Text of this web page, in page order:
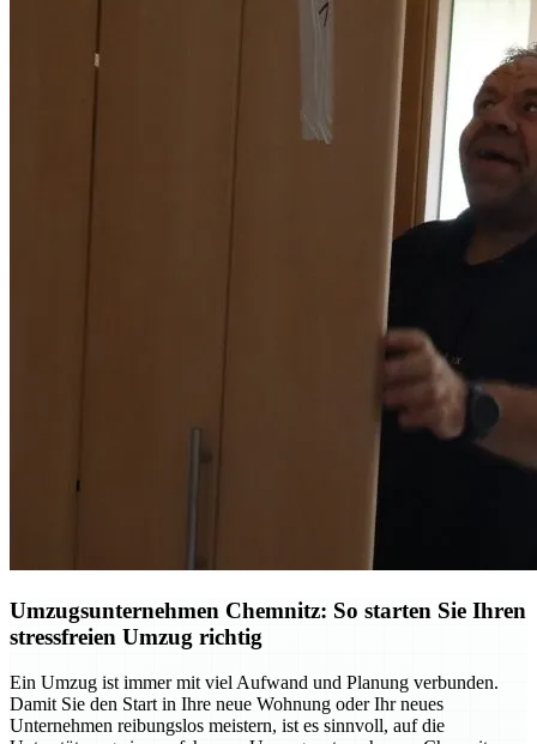
Umzugsunternehmen Chemnitz: So starten Sie Ihren
stressfreien Umzug richtig
Ein Umzug ist immer mit viel Aufwand und Planung verbunden.
Damit Sie den Start in Ihre neue Wohnung oder Ihr neues
Unternehmen reibungslos meistern, ist es sinnvoll, auf die